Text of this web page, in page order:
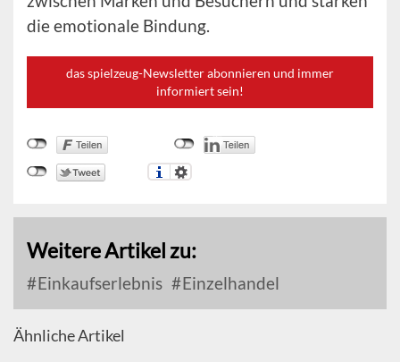
die emotionale Bindung.
das spielzeug-Newsletter abonnieren und immer
informiert sein!
Weitere Artikel zu:
Einkaufserlebnis Einzelhandel
Ähnliche Artikel